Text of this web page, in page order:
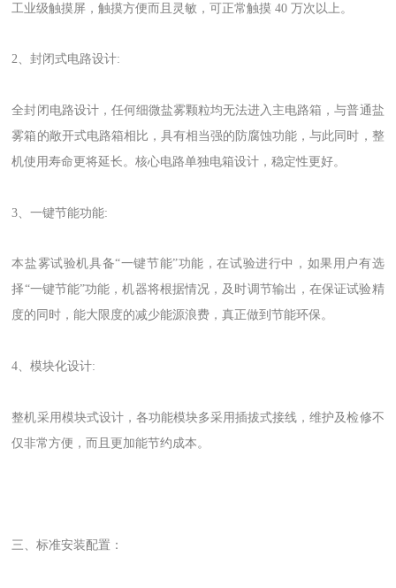
工业级触摸屏，触摸方便而且灵敏，可正常触摸 40 万次以上。
2、封闭式电路设计:
全封闭电路设计，任何细微盐雾颗粒均无法进入主电路箱，与普通盐
雾箱的敞开式电路箱相比，具有相当强的防腐蚀功能，与此同时，整
机使用寿命更将延长。核心电路单独电箱设计，稳定性更好。
3、一键节能功能:
本盐雾试验机具备“一键节能”功能，在试验进行中，如果用户有选
择“一键节能”功能，机器将根据情况，及时调节输出，在保证试验精
度的同时，能大限度的减少能源浪费，真正做到节能环保。
4、模块化设计:
整机采用模块式设计，各功能模块多采用插拔式接线，维护及检修不
仅非常方便，而且更加能节约成本。
三、标准安装配置：